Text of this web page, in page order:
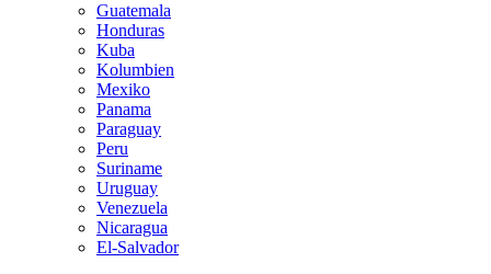
Guatemala
Honduras
Kuba
Kolumbien
Mexiko
Panama
Paraguay
Peru
Suriname
Uruguay
Venezuela
Nicaragua
El-Salvador